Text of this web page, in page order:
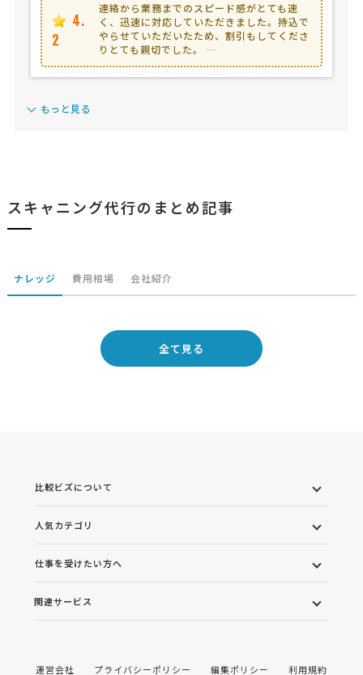
4.
2
連絡から業務までのスピード感がとても速
く、迅速に対応していただきました。持込で
やらせていただいたため、割引もしてくださ
りとても親切でした。 …
もっと見る
スキャニング代行のまとめ記事
ナレッジ 費用相場 会社紹介
全て見る
比較ビズについて
人気カテゴリ
仕事を受けたい方へ
関連サービス
運営会社 プライバシーポリシー 編集ポリシー 利用規約